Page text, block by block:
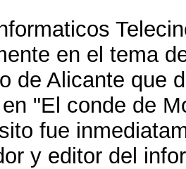
en el tema
de Alicante que
"El conde de
fue
y editor del